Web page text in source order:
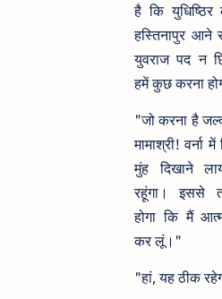
है कि
हस्तिनापुर आने
युवराज पद न
हमें कुछ करना
"जो करना है
मामाश्री! वर्ना
मुंह दिखाने
रहूंगा। इससे
होगा कि मैं
कर लूं।"
"हां, यह ठीक